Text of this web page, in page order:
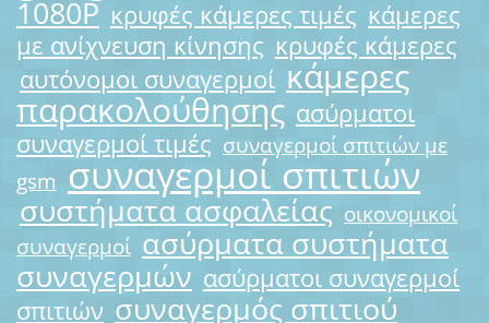
1080P κρυφές κάμερες τιμές κάμερες
με ανίχνευση κίνησης κρυφές κάμερες
αυτόνομοι συναγερμοί κάμερες
παρακολούθησης ασύρματοι
συναγερμοί τιμές συναγερμοί σπιτιών με
gsm συναγερμοί σπιτιών
συστήματα ασφαλείας οικονομικοί
συναγερμοί ασύρματα συστήματα
συναγερμών ασύρματοι συναγερμοί
σπιτιών συναγερμός σπιτιού